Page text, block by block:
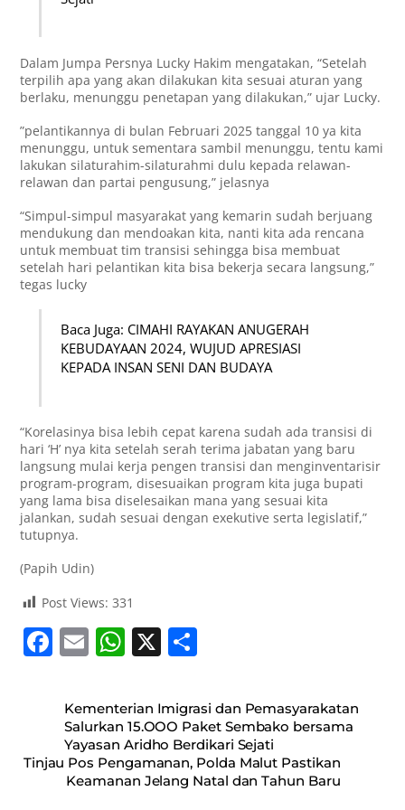
Dalam Jumpa Persnya Lucky Hakim mengatakan, “Setelah
terpilih apa yang akan dilakukan kita sesuai aturan yang
berlaku, menunggu penetapan yang dilakukan,” ujar Lucky.
”pelantikannya di bulan Februari 2025 tanggal 10 ya kita
menunggu, untuk sementara sambil menunggu, tentu kami
lakukan silaturahim-silaturahmi dulu kepada relawan-
relawan dan partai pengusung,” jelasnya
“Simpul-simpul masyarakat yang kemarin sudah berjuang
mendukung dan mendoakan kita, nanti kita ada rencana
untuk membuat tim transisi sehingga bisa membuat
setelah hari pelantikan kita bisa bekerja secara langsung,”
tegas lucky
Baca Juga: CIMAHI RAYAKAN ANUGERAH
KEBUDAYAAN 2024, WUJUD APRESIASI
KEPADA INSAN SENI DAN BUDAYA
“Korelasinya bisa lebih cepat karena sudah ada transisi di
hari ‘H’ nya kita setelah serah terima jabatan yang baru
langsung mulai kerja pengen transisi dan menginventarisir
program-program, disesuaikan program kita juga bupati
yang lama bisa diselesaikan mana yang sesuai kita
jalankan, sudah sesuai dengan exekutive serta legislatif,”
tutupnya.
(Papih Udin)
Post Views: 331
F
c
e
b
o
E
ai
l
W
at
s
A
p
X
ar
e
Kementerian Imigrasi dan Pemasyarakatan
Salurkan 15.OOO Paket Sembako bersama
Yayasan Aridho Berdikari Sejati
Tinjau Pos Pengamanan, Polda Malut Pastikan
Keamanan Jelang Natal dan Tahun Baru